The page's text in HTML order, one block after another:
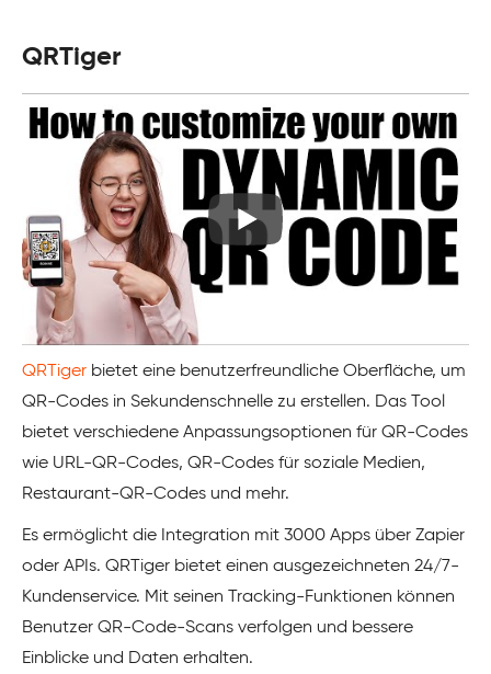
QRTiger
QRTiger bietet eine benutzerfreundliche Oberfläche, um
QR-Codes in Sekundenschnelle zu erstellen. Das Tool
bietet verschiedene Anpassungsoptionen für QR-Codes
wie URL-QR-Codes, QR-Codes für soziale Medien,
Restaurant-QR-Codes und mehr.
Es ermöglicht die Integration mit 3000 Apps über Zapier
oder APIs. QRTiger bietet einen ausgezeichneten 24/7-
Kundenservice. Mit seinen Tracking-Funktionen können
Benutzer QR-Code-Scans verfolgen und bessere
Einblicke und Daten erhalten.